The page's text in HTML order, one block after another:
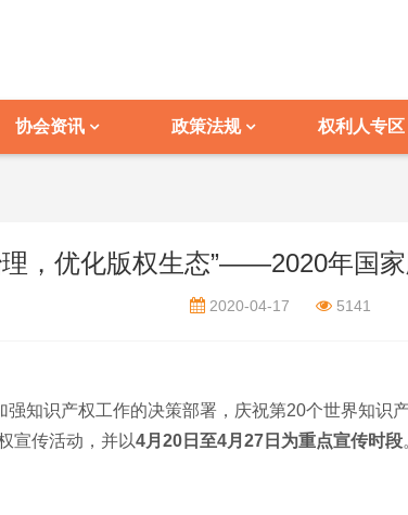
协会资讯 政策法规 权利人专区
，优化版权生态”——2020年国家
2020-04-17 5141
知识产权工作的决策部署，庆祝第20个世界知识
宣传活动，并以4月20日至4月27日为重点宣传时段